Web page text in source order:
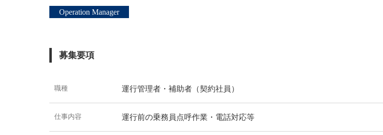
Operation Manager
募集要項
職種 運行管理者・補助者（契約社員）
仕事内容 運行前の乗務員点呼作業・電話対応等